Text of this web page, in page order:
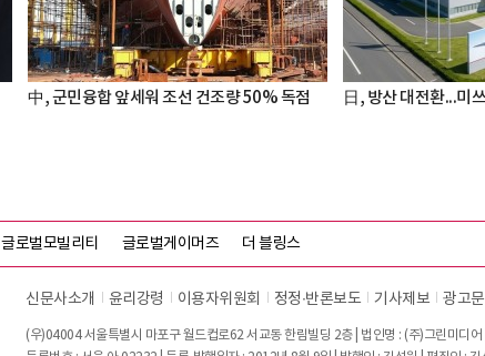
中, 군민융합 앞세워 조선 건조량 50% 독점 日, 방산 대전환...미
글로벌모빌리티 글로벌게이머즈 더 블링스
신문사소개 윤리강령 이용자위원회 정정∙반론보도 기사제보 광고
(우)04004 서울특별시 마포구 월드컵로62 서교동 한림빌딩 2층 | 법인명 : (주)그린미디